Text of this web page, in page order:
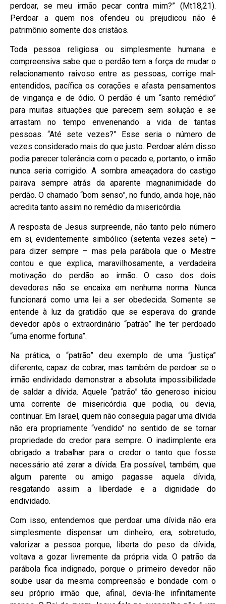
perdoar, se meu irmão pecar contra mim?” (Mt18,21).
Perdoar a quem nos ofendeu ou prejudicou não é
patrimônio somente dos cristãos.
Toda pessoa religiosa ou simplesmente humana e
compreensiva sabe que o perdão tem a força de mudar o
relacionamento raivoso entre as pessoas, corrige mal-
entendidos, pacífica os corações e afasta pensamentos
de vingança e de ódio. O perdão é um “santo remédio”
para muitas situações que parecem sem solução e se
arrastam no tempo envenenando a vida de tantas
pessoas. “Até sete vezes?” Esse seria o número de
vezes considerado mais do que justo. Perdoar além disso
podia parecer tolerância com o pecado e, portanto, o irmão
nunca seria corrigido. A sombra ameaçadora do castigo
pairava sempre atrás da aparente magnanimidade do
perdão. O chamado “bom senso”, no fundo, ainda hoje, não
acredita tanto assim no remédio da misericórdia.
A resposta de Jesus surpreende, não tanto pelo número
em si, evidentemente simbólico (setenta vezes sete) –
para dizer sempre – mas pela parábola que o Mestre
contou e que explica, maravilhosamente, a verdadeira
motivação do perdão ao irmão. O caso dos dois
devedores não se encaixa em nenhuma norma. Nunca
funcionará como uma lei a ser obedecida. Somente se
entende à luz da gratidão que se esperava do grande
devedor após o extraordinário “patrão” lhe ter perdoado
“uma enorme fortuna”.
Na prática, o “patrão” deu exemplo de uma “justiça”
diferente, capaz de cobrar, mas também de perdoar se o
irmão endividado demonstrar a absoluta impossibilidade
de saldar a dívida. Aquele “patrão” tão generoso iniciou
uma corrente de misericórdia que podia, ou devia,
continuar. Em Israel, quem não conseguia pagar uma dívida
não era propriamente “vendido” no sentido de se tornar
propriedade do credor para sempre. O inadimplente era
obrigado a trabalhar para o credor o tanto que fosse
necessário até zerar a dívida. Era possível, também, que
algum parente ou amigo pagasse aquela dívida,
resgatando assim a liberdade e a dignidade do
endividado.
Com isso, entendemos que perdoar uma dívida não era
simplesmente dispensar um dinheiro, era, sobretudo,
valorizar a pessoa porque, liberta do peso da dívida,
voltava a gozar livremente da própria vida. O patrão da
parábola fica indignado, porque o primeiro devedor não
soube usar da mesma compreensão e bondade com o
seu próprio irmão que, afinal, devia-lhe infinitamente